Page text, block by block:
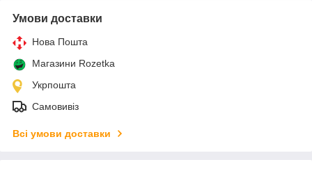
Умови доставки
Нова Пошта
Магазини Rozetka
Укрпошта
Самовивіз
Всі умови доставки